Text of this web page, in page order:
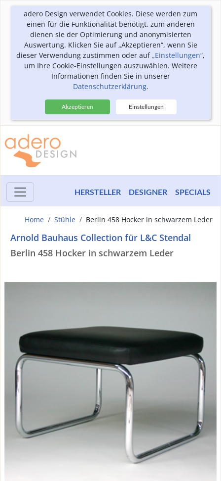
adero Design verwendet Cookies. Diese werden zum
einen für die Funktionalität benötigt, zum anderen
dienen sie der Optimierung und anonymisierten
Auswertung. Klicken Sie auf „Akzeptieren“, wenn Sie
dieser Verwendung zustimmen oder auf„Einstellungen“,
um Ihre Cookie-Einstellungen auszuwählen. Weitere
Informationen finden Sie in unserer
Datenschutzerklärung.
Akzeptieren Einstellungen
HERSTELLER DESIGNER SPECIALS
Home Stühle Berlin 458 Hocker in schwarzem Leder
Arnold Bauhaus Collection für L&C Stendal
Berlin 458 Hocker in schwarzem Leder